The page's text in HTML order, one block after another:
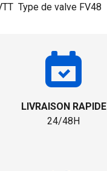
Type de valve FV48
LIVRAISON RAPIDE
24/48H